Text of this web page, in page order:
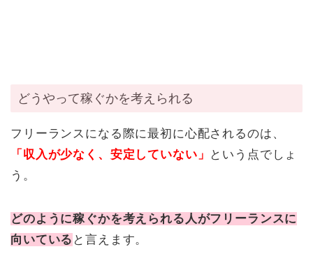
どうやって稼ぐかを考えられる
フリーランスになる際に最初に心配されるのは、
「収入が少なく、安定していない」
という点でしょ
う。
どのように稼ぐかを考えられる人がフリーランスに
向いている と言えます。